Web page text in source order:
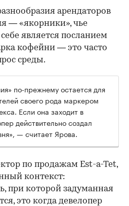
арендаторов
— «якорники», чье
является посланием
кофейни — это часто
среды.
по-прежнему остается для
своего рода маркером
Если она заходит в
действительно создал
— считает Ярова.
по продажам Est-a-Tet,
контекст:
при которой задуманная
это когда девелопер